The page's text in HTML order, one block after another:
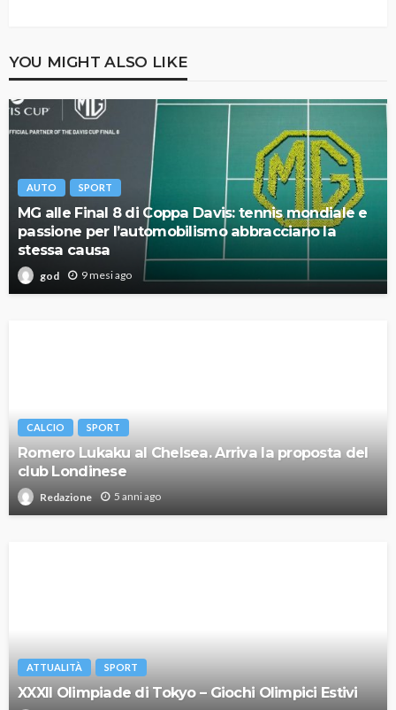
YOU MIGHT ALSO LIKE
AUTO SPORT
MG alle Final 8 di Coppa Davis: tennis mondiale e
passione per l’automobilismo abbracciano la
stessa causa
god 9 mesi ago
CALCIO SPORT
Romero Lukaku al Chelsea. Arriva la proposta del
club Londinese
Redazione 5 anni ago
ATTUALITÀ SPORT
XXXII Olimpiade di Tokyo – Giochi Olimpici Estivi